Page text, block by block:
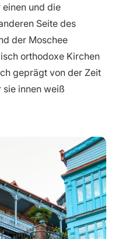
und die
Seite des
der Moschee
orthodoxe Kirchen
geprägt von der Zeit
innen weiß